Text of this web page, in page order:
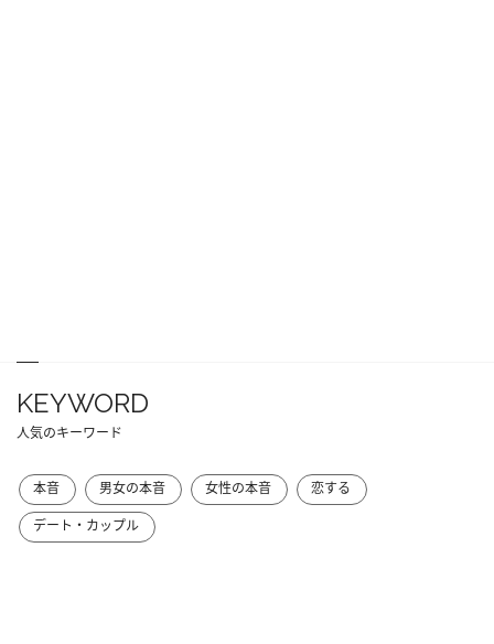
KEYWORD
人気のキーワード
本音 男女の本音 女性の本音
恋する
デート・カップル